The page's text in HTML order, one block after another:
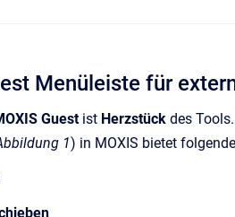
Menüleiste für
Guestist Herzstück des
1) in MOXIS bietet folgende